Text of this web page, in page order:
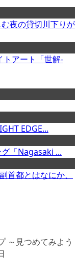
夜の貸切川下りが
トアート「世解-
EDGE...
「Nagasaki ...
首都とはなにか、
～見つめてみよう